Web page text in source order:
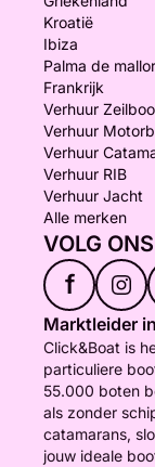
Kroatië
Ibiza
Palma de
Frankrijk
Verhuur
Verhuur
Verhuur
Verhuur RIB
Verhuur Jacht
Alle merken
VOLG ONS
f
Marktleider
Click&Boat is
particuliere
55.000 boten
als zonder
catamarans,
jouw ideale